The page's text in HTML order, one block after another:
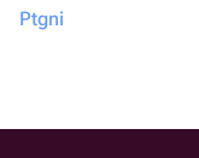
Ptgni